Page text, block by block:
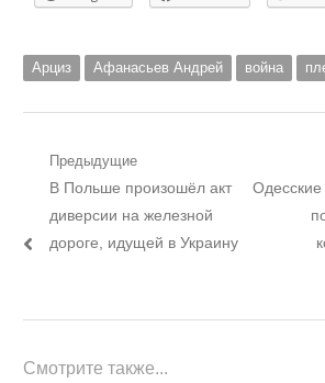
Арциз Афанасьев Андрей война
Навигация
записям
Предыдущие
Предыдущий
пост:
В Польше произошёл акт
диверсии на железной
дороге, идущей в Украину
Смотрите также...